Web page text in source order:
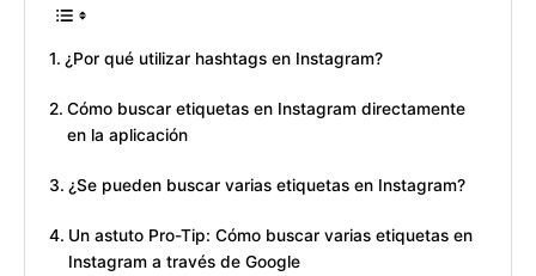
¿Por qué utilizar hashtags en Instagram?
Cómo buscar etiquetas en Instagram directamente
en la aplicación
¿Se pueden buscar varias etiquetas en Instagram?
Un astuto Pro-Tip: Cómo buscar varias etiquetas en
Instagram a través de Google